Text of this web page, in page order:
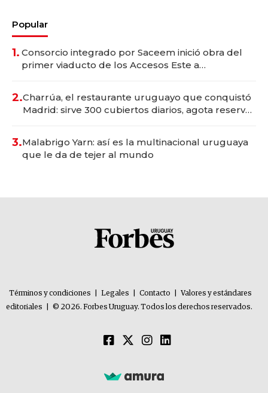
Popular
1. Consorcio integrado por Saceem inició obra del
primer viaducto de los Accesos Este a
2.Charrúa, el restaurante uruguayo que conquistó
Madrid: sirve 300 cubiertos diarios, agota reservas
3.Malabrigo Yarn: así es la multinacional uruguaya
que le da de tejer al mundo
Términos y condiciones Legales Contacto
Valores y estándares
editoriales
© 2026. Forbes Uruguay. Todos los derechos reservados.